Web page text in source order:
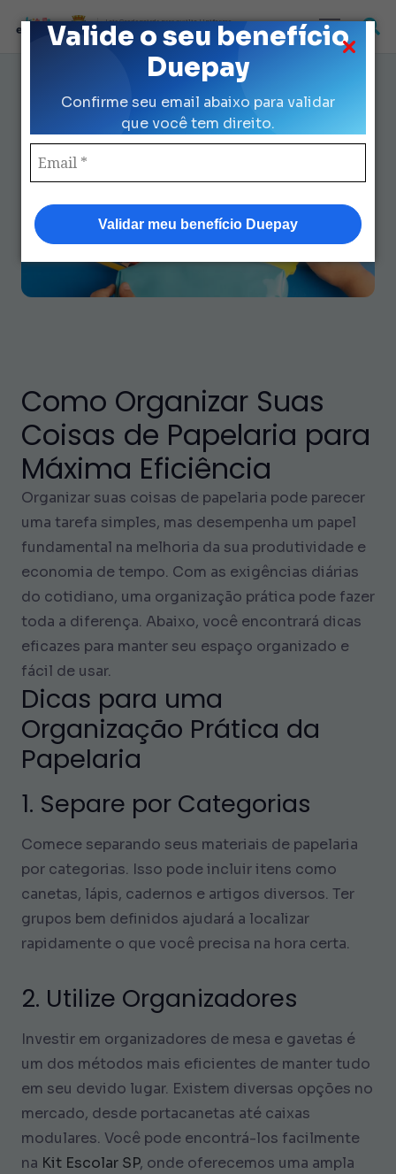
Valide o seu benefício
Duepay
Confirme seu email abaixo para validar
que você tem direito.
Validar meu benefício Duepay
Loja Credenciada para auxilio Uniforme
e Kit Escolar da Prefeitura de São Paulo
Como organizar suas coisas de
papelaria para máxima
eficiência
Como Organizar Suas
Coisas de Papelaria para
Máxima Eficiência
Organizar suas coisas de papelaria pode parecer
uma tarefa simples, mas desempenha um papel
fundamental na melhoria da sua produtividade e
economia de tempo. Com as exigências diárias
do cotidiano, uma organização prática pode fazer
toda a diferença. Abaixo, você encontrará dicas
eficazes para manter seu espaço organizado e
fácil de usar.
Dicas para uma
Organização Prática da
Papelaria
1. Separe por Categorias
Comece separando seus materiais de papelaria
por categorias. Isso pode incluir itens como
canetas, lápis, cadernos e artigos diversos. Ter
grupos bem definidos ajudará a localizar
rapidamente o que você precisa na hora certa.
2. Utilize Organizadores
Investir em organizadores de mesa e gavetas é
um dos métodos mais eficientes de manter tudo
em seu devido lugar. Existem diversas opções no
mercado, desde portacanetas até caixas
modulares. Você pode encontrá-los facilmente
na Kit Escolar SP, onde oferecemos uma ampla